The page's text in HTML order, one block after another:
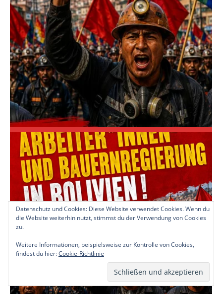
Datenschutz und Cookies: Diese Website verwendet Cookies. Wenn du
die Website weiterhin nutzt, stimmst du der Verwendung von Cookies
zu.
Weitere Informationen, beispielsweise zur Kontrolle von Cookies,
findest du hier:Cookie-Richtlinie